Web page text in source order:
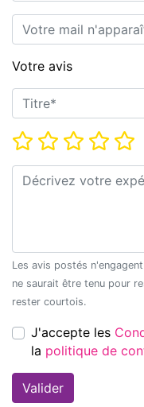
E-mail*
Votre avis
Titre*
Note*
Commentaire*
Les avis postés n'engagent que leur auteur et
ne saurait être tenu pour responsable en cas de litige. Merci de
rester courtois.
J'accepte les
la